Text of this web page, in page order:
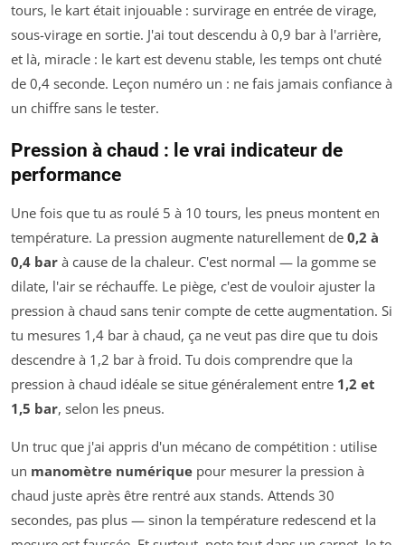
tours, le kart était injouable : survirage en entrée de virage,
sous-virage en sortie. J'ai tout descendu à 0,9 bar à l'arrière,
et là, miracle : le kart est devenu stable, les temps ont chuté
de 0,4 seconde. Leçon numéro un : ne fais jamais confiance à
un chiffre sans le tester.
Pression à chaud : le vrai indicateur de
performance
Une fois que tu as roulé 5 à 10 tours, les pneus montent en
température. La pression augmente naturellement de 0,2 à
0,4 bar à cause de la chaleur. C'est normal — la gomme se
dilate, l'air se réchauffe. Le piège, c'est de vouloir ajuster la
pression à chaud sans tenir compte de cette augmentation. Si
tu mesures 1,4 bar à chaud, ça ne veut pas dire que tu dois
descendre à 1,2 bar à froid. Tu dois comprendre que la
pression à chaud idéale se situe généralement entre 1,2 et
1,5 bar, selon les pneus.
Un truc que j'ai appris d'un mécano de compétition : utilise
un manomètre numérique pour mesurer la pression à
chaud juste après être rentré aux stands. Attends 30
secondes, pas plus — sinon la température redescend et la